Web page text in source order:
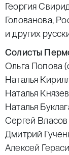
Георгия
Голованова,
и других
Солисты
Ольга Попова
Наталья
Наталья
Наталья
Сергей Власов
Дмитрий
Алексей